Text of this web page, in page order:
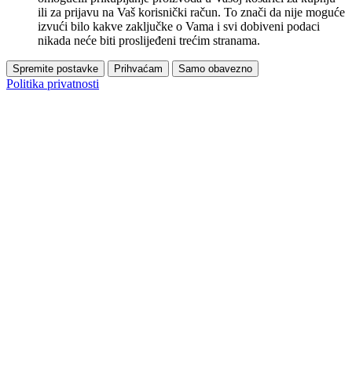
ili za prijavu na Vaš korisnički račun. To znači da nije moguće
izvući bilo kakve zaključke o Vama i svi dobiveni podaci
nikada neće biti proslijeđeni trećim stranama.
Spremite postavke Prihvaćam Samo obavezno
Politika privatnosti